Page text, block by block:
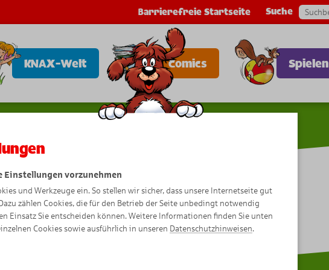
Barrierefreie Startseite Suche
KNAX-Welt Comics Spielen
F
e
elicias
Fl
üssi
gs
eif
e
Einstellungen vorzunehmen
und Werkzeuge ein. So stellen wir sicher, dass unsere Internetseite gut
zählen Cookies, die für den Betrieb der Seite unbedingt notwendig
Einsatz Sie entscheiden können. Weitere Informationen finden Sie unten
Cookies sowie ausführlich in unseren Datenschutzhinweisen.